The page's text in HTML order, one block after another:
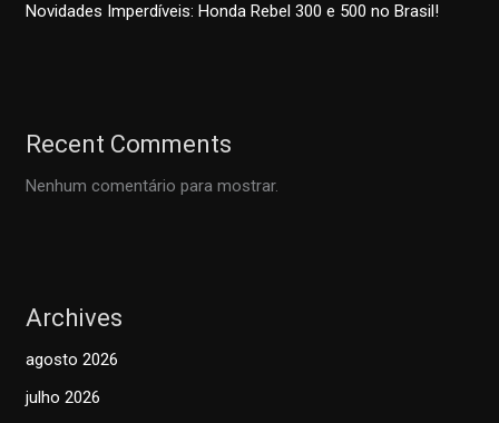
Novidades Imperdíveis: Honda Rebel 300 e 500 no Brasil!
Recent Comments
Nenhum comentário para mostrar.
Archives
agosto 2026
julho 2026